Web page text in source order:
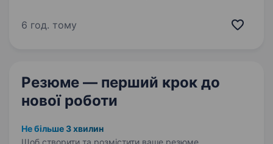
межі; Повна компенсація палива
6 год. тому
Резюме — перший крок до
нової роботи
Не більше 3 хвилин
Щоб створити та розмістити ваше резюме.